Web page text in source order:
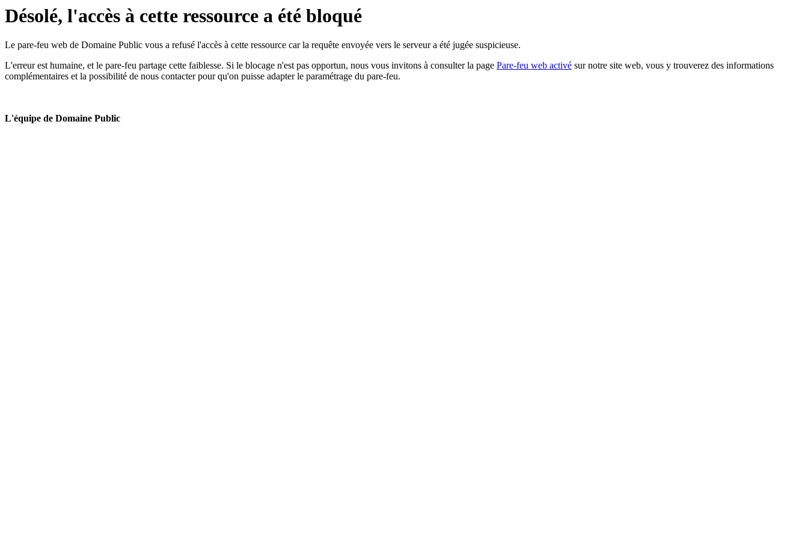
Désolé, l'accès à cette ressource a été bloqué
Le pare-feu web de Domaine Public vous a refusé l'accès à cette ressource car la requête envoyée vers le serveur a été jugée suspicieuse.
L'erreur est humaine, et le pare-feu partage cette faiblesse. Si le blocage n'est pas opportun, nous vous invitons à consulter la page Pare-feu web activé sur notre site web, vous y trouverez des informations
complémentaires et la possibilité de nous contacter pour qu'on puisse adapter le paramétrage du pare-feu.
L'équipe de Domaine Public